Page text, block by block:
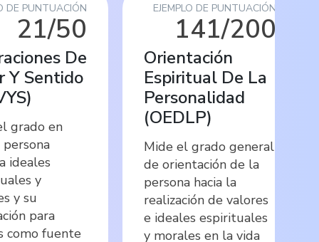
DE PUNTUACIÓN
21/50
De
Y Sentido
)
grado en
ideales
y
y su
para
como fuente
EJEMPLO DE PUNTUACIÓN
141/200
Orientación
Espiritual De La
Personalidad
(OEDLP)
Mide el grado general
de orientación de la
persona hacia la
realización de valores
e ideales espirituales
y morales en la vida